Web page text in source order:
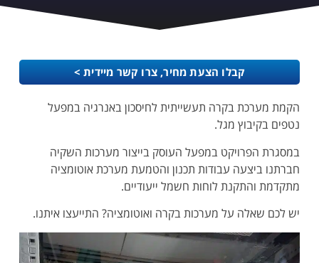
קבלו הצעת מחיר, צרו קשר מיידית >
הקמת מערכת בקרה תעשייתית לחיסכון באנרגיה במפעל
נטפים בקיבוץ מגל.
במסגרת הפרויקט במפעל העוסק בייצור מערכות השקיה
חברתנו ביצעה עבודות תכנון והטמעת מערכת אוטומציה
מתקדמת והתקנת לוחות חשמל ייעודיים.
יש לכם שאלה על מערכות בקרה ואוטומציה? התייעצו איתנו.